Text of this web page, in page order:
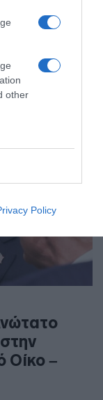
other
Policy
Οίκο –